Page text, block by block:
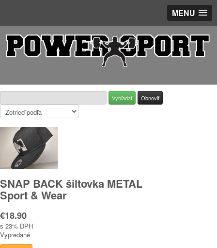
MENU
SNAP BACK šiltovka METAL
Sport & Wear
€18.90
s 23% DPH
Vypredané